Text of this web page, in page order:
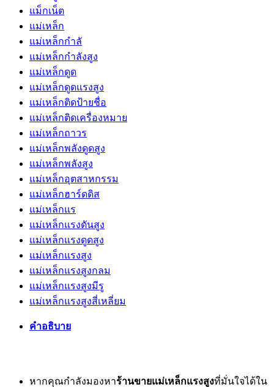
แม็กเน็ต
แม่เหล็ก
แม่เหล็กกำลั
แม่เหล็กกำลังสูง
แม่เหล็กดูด
แม่เหล็กดูดแรงสูง
แม่เหล็กติดป้ายชื่อ
แม่เหล็กติดเครื่องหมาย
แม่เหล็กถาวร
แม่เหล็กพลังดูดสูง
แม่เหล็กพลังสูง
แม่เหล็กอุตสาหกรรม
แม่เหล็กฮาร์ดดิส
แม่เหล็กแร
แม่เหล็กแรงดันสูง
แม่เหล็กแรงดูดสูง
แม่เหล็กแรงสูง
แม่เหล็กแรงสูงกลม
แม่เหล็กแรงสูงมีรู
แม่เหล็กแรงสูงสี่เหลี่ยม
คำอธิบาย
หากคุณกำลังมองหาร้านขายแม่เหล็กแรงสูงที่มั่นใจได้ใน